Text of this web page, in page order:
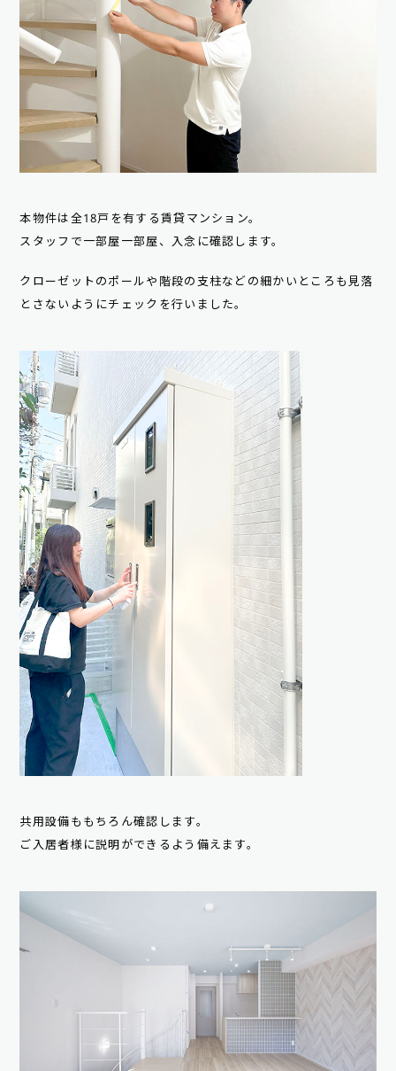
本物件は全18戸を有する賃貸マンション。
スタッフで一部屋一部屋、入念に確認します。
クローゼットのポールや階段の支柱などの細かいところも見落
とさないようにチェックを行いました。
共用設備ももちろん確認します。
ご入居者様に説明ができるよう備えます。